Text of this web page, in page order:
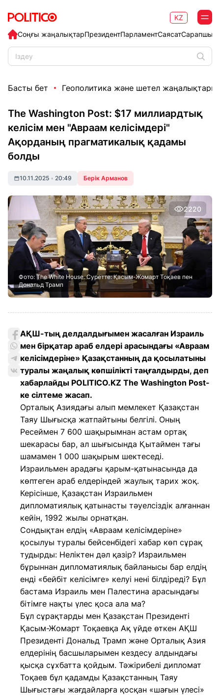
Соңғы жаңалықтарПрезидентПарламентСаясат
KZ
Басты бет Геополитика және шетел жаңалықтары
The Washington Post: $17 миллиардтық
келісім мен "Авраам келісімдері"
Ақорданың прагматикалық қадамы
болды
10.11.2025 • 20:49 Берік Арманов
2220
Фото: The White House. Суретте: Қасым-Жомарт Тоқаев пен
Дональд Трамп
АҚШ-тың делдалдығымен жасалған Израиль
мен бірқатар араб елдері арасындағы «Авраам
келісімдеріне» Қазақстанның да қосылатыны
туралы жаңалық көпшілікті таңғалдырды, деп
хабарлайды POLITICO.KZ The Washington Post-
ке сілтеме жасап.
Орталық Азиядағы алып мемлекет Қазақстан
Таяу Шығысқа жатпайтыны белгілі. Оның
Ресеймен 7 600 шақырымнан астам ортақ
шекарасы бар, ал шығысында Қытаймен тағы
шамамен 1 000 шақырым шектеседі.
Израильмен арадағы қарым-қатынасында да
көптеген араб елдеріндей жаулық тарих жоқ.
Керісінше, Қазақстан Израильмен
дипломатиялық қатынасты тәуелсіздік алғаннан
кейін, 1992 жылы орнатқан.
Сондықтан елдің «Авраам келісімдеріне»
қосылуы туралы бейсенбідегі хабар көп сұрақ
тудырды: Неліктен дәл қазір? Израильмен
бұрыннан дипломатиялық байланысы бар елдің
енді «бейбіт келісімге» келуі нені білдіреді? Бұл
бастама Израиль мен Палестина арасындағы
бітімге нақты үлес қоса ала ма?
Бұл сұрақтарды мен Қазақстан Президенті
Қасым-Жомарт Тоқаевқа Ақ үйде өткен АҚШ
Президенті Дональд Трамп және Орталық Азия
елдерінің басшыларымен кездесу алдындағы
қысқа сұхбатта қойдым. Тәжірибелі дипломат
Тоқаев бұл қадамды Қазақстанның Таяу
Шығыстағы жағдайларға қосқан «шағын үлесі»